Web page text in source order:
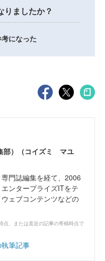
りましたか？
になった
部）（コイズミ マユ
門誌編集を経て、2006
ンタープライズITをテ
ェブコンテンツなどの
点、または直近の記事の寄稿時点で
筆記事